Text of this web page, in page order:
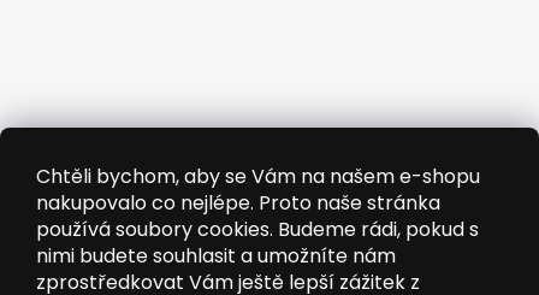
Chtěli bychom, aby se Vám na našem e-shopu
nakupovalo co nejlépe. Proto naše stránka
používá soubory cookies. Budeme rádi, pokud s
nimi budete souhlasit a umožníte nám
zprostředkovat Vám ještě lepší zážitek z